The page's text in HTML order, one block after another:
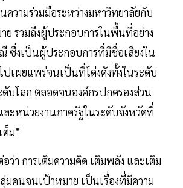
ความร่วมมือระหว่างมหาวิทยาลัยกับ
รวมถึงผู้ประกอบการในพื้นที่อย่าง
ซึ่งเป็นผู้ประกอบการที่มีชื่อเสียงใน
ปเผยแพร่จนเป็นที่โด่งดังทั้งในระดับ
บโลก ตลอดจนองค์กรปกครองส่วน
หน่วยงานภาครัฐในระดับจังหวัดที่
ต็ม”
ว่า การเติมความคิด เติมพลัง และเติม
มคนจนเป้าหมาย เป็นเรื่องที่มีความ